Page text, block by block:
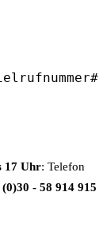
17 Uhr: Telefon
- 58 914 915